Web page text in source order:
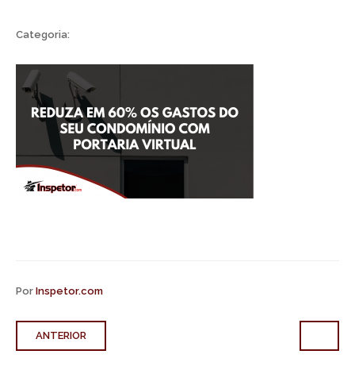
Categoria:
Por Inspetor.com
ANTERIOR